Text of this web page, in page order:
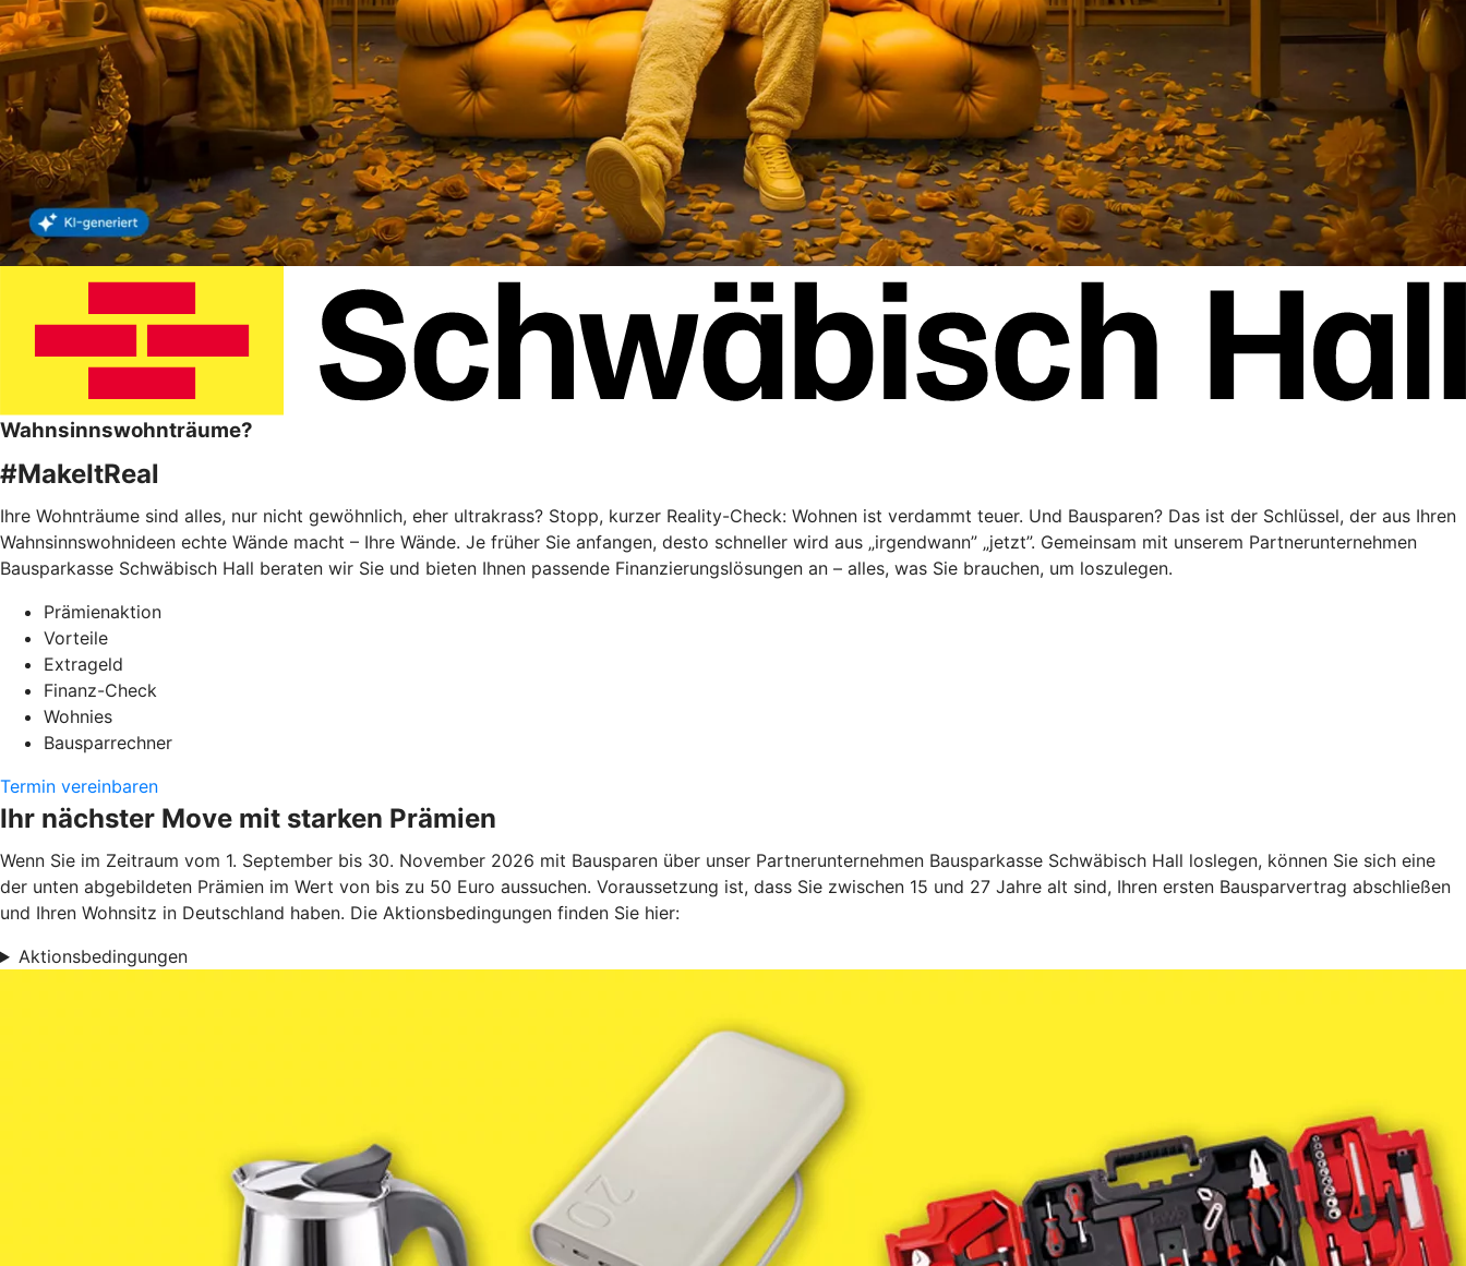
Wahnsinnswohnträume?
#MakeItReal
Ihre Wohnträume sind alles, nur nicht gewöhnlich, eher ultrakrass? Stopp, kurzer Reality-Check: Wohnen ist verdammt teuer. Und Bausparen? Das ist der Schlüssel, der aus Ihren
Wahnsinnswohnideen echte Wände macht – Ihre Wände. Je früher Sie anfangen, desto schneller wird aus „irgendwann” „jetzt”. Gemeinsam mit unserem Partnerunternehmen
Bausparkasse Schwäbisch Hall beraten wir Sie und bieten Ihnen passende Finanzierungslösungen an – alles, was Sie brauchen, um loszulegen.
Prämienaktion
Vorteile
Extrageld
Finanz-Check
Wohnies
Bausparrechner
Termin vereinbaren
Ihr nächster Move mit starken Prämien
Wenn Sie im Zeitraum vom 1. September bis 30. November 2026 mit Bausparen über unser Partnerunternehmen Bausparkasse Schwäbisch Hall loslegen, können Sie sich eine
der unten abgebildeten Prämien im Wert von bis zu 50 Euro aussuchen. Voraussetzung ist, dass Sie zwischen 15 und 27 Jahre alt sind, Ihren ersten Bausparvertrag abschließen
und Ihren Wohnsitz in Deutschland haben. Die Aktionsbedingungen finden Sie hier:
Aktionsbedingungen